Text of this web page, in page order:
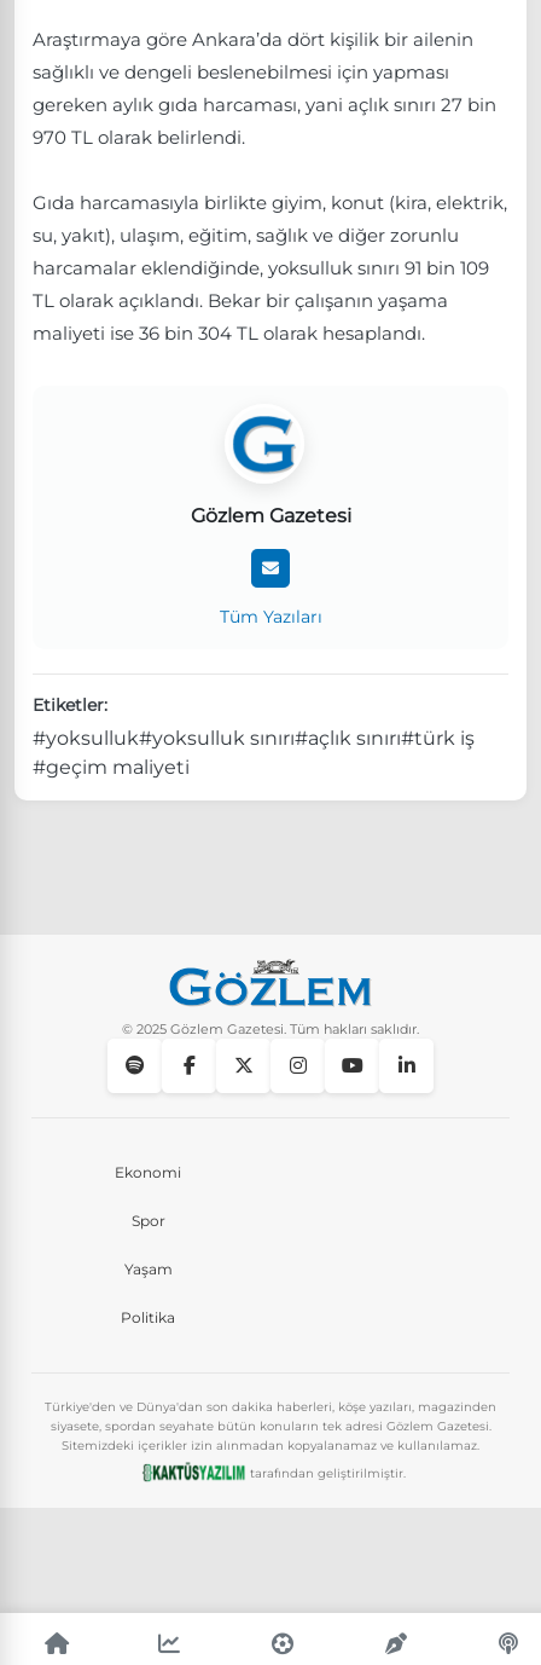
Araştırmaya göre Ankara’da dört kişilik bir ailenin
sağlıklı ve dengeli beslenebilmesi için yapması
gereken aylık gıda harcaması, yani açlık sınırı 27 bin
970 TL olarak belirlendi.
Gıda harcamasıyla birlikte giyim, konut (kira, elektrik,
su, yakıt), ulaşım, eğitim, sağlık ve diğer zorunlu
harcamalar eklendiğinde, yoksulluk sınırı 91 bin 109
TL olarak açıklandı. Bekar bir çalışanın yaşama
maliyeti ise 36 bin 304 TL olarak hesaplandı.
Gözlem Gazetesi
Tüm Yazıları
Etiketler:
#yoksulluk#yoksulluk sınırı#açlık sınırı#türk iş
#geçim maliyeti
© 2025 Gözlem Gazetesi. Tüm hakları saklıdır.
Ekonomi
Spor
Yaşam
Politika
Türkiye'den ve Dünya'dan son dakika haberleri, köşe yazıları, magazinden
siyasete, spordan seyahate bütün konuların tek adresi Gözlem Gazetesi.
Sitemizdeki içerikler izin alınmadan kopyalanamaz ve kullanılamaz.
tarafından geliştirilmiştir.